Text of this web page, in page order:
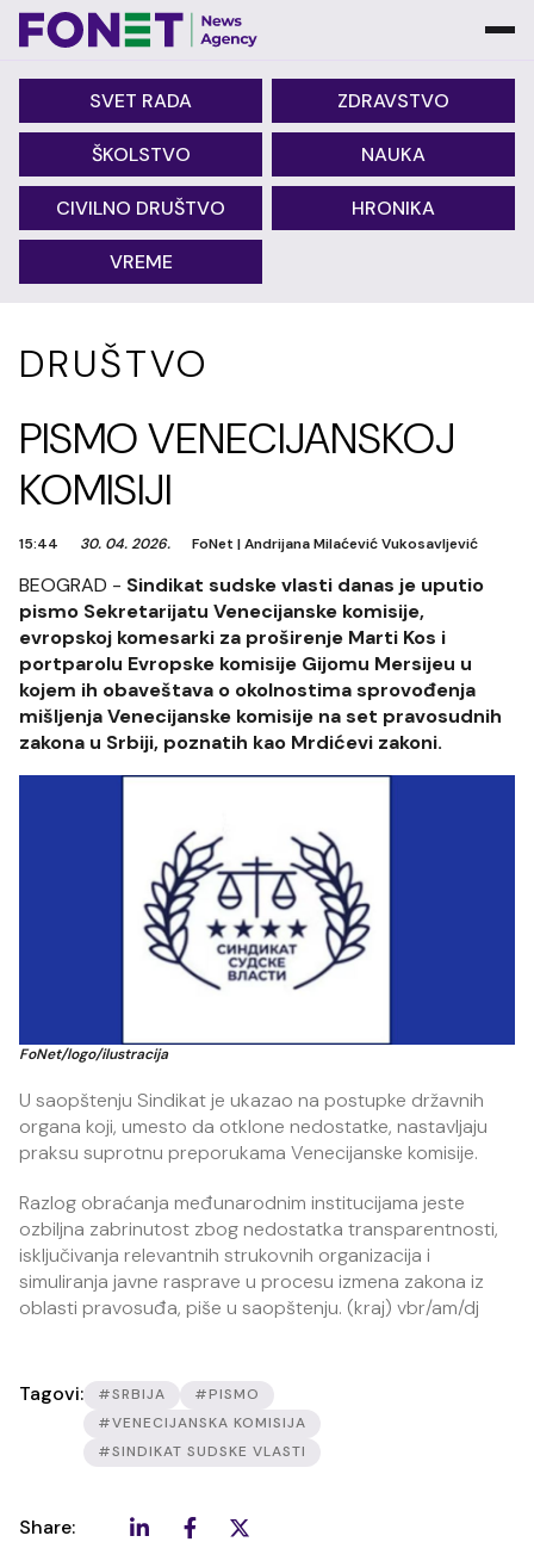
SVET RADA ZDRAVSTVO
ŠKOLSTVO NAUKA
CIVILNO DRUŠTVO HRONIKA
VREME
DRUŠTVO
PISMO VENECIJANSKOJ
KOMISIJI
15:44 30. 04. 2026. FoNet |Andrijana Milaćević Vukosavljević
BEOGRAD - Sindikat sudske vlasti danas je uputio
pismo Sekretarijatu Venecijanske komisije,
evropskoj komesarki za proširenje Marti Kos i
portparolu Evropske komisije Gijomu Mersijeu u
kojem ih obaveštava o okolnostima sprovođenja
mišljenja Venecijanske komisije na set pravosudnih
zakona u Srbiji, poznatih kao Mrdićevi zakoni.
FoNet/logo/ilustracija
U saopštenju Sindikat je ukazao na postupke državnih
organa koji, umesto da otklone nedostatke, nastavljaju
praksu suprotnu preporukama Venecijanske komisije.
Razlog obraćanja međunarodnim institucijama jeste
ozbiljna zabrinutost zbog nedostatka transparentnosti,
isključivanja relevantnih strukovnih organizacija i
simuliranja javne rasprave u procesu izmena zakona iz
oblasti pravosuđa, piše u saopštenju. (kraj) vbr/am/dj
Tagovi: #SRBIJA
#PISMO
#VENECIJANSKA KOMISIJA
#SINDIKAT SUDSKE VLASTI
Share: